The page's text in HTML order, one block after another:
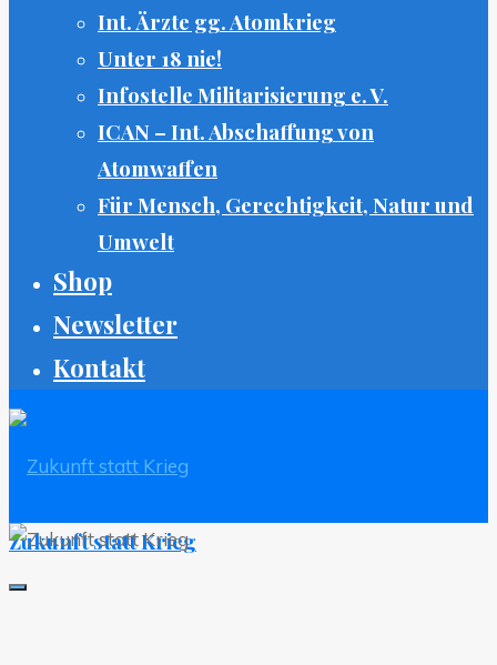
Int. Ärzte gg. Atomkrieg
Unter 18 nie!
Infostelle Militarisierung e. V.
ICAN – Int. Abschaffung von
Atomwaffen
Für Mensch, Gerechtigkeit, Natur und
Umwelt
Shop
Newsletter
Kontakt
Zukunft statt Krieg